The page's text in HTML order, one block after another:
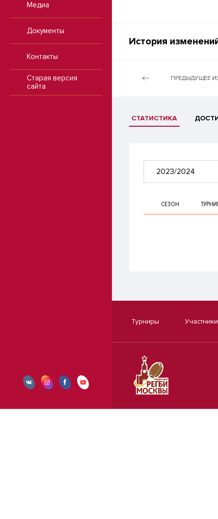
Медиа
Документы
Контакты
Старая версия
сайта
История
ПРЕДЫДУЩЕЕ
СТАТИСТИКА
2023/2024
СЕЗОН
Турниры Участники